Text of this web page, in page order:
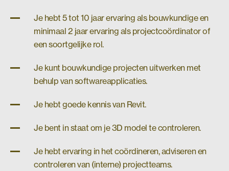
Je hebt 5 tot 10 jaar ervaring als bouwkundige en
minimaal 2 jaar ervaring als projectcoördinator of
een soortgelijke rol.
Je kunt bouwkundige projecten uitwerken met
behulp van softwareapplicaties.
Je hebt goede kennis van Revit.
Je bent in staat om je 3D model te controleren.
Je hebt ervaring in het coördineren, adviseren en
controleren van (interne) projectteams.